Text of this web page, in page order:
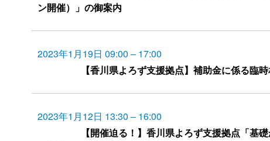
ン開催）」の御案内
【香川県よろず支援拠点】補助金に係る臨
2023年1月19日 09:00 – 17:00
【開催迫る！】香川県よろず支援拠点「基
2023年1月12日 13:30 – 16:00